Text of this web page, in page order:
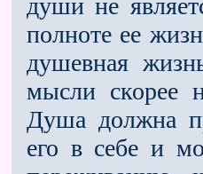
души не
полноте ее
душевная
мысли скорее
Душа должна
его в себе и